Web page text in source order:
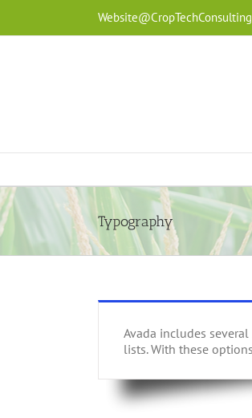
content
Typography
Avada includes
lists. With these